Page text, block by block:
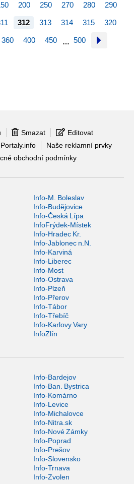
200 250 270 280 290
312 313 314 315 320
360 400 450 … 500
Smazat
Editovat
Naše reklamní prvky
obchodní podmínky
Info-M. Boleslav
Info-Budějovice
Info-Česká Lípa
InfoFrýdek-Místek
Info-Hradec Kr.
Info-Jablonec n.N.
Info-Karviná
Info-Liberec
Info-Most
Info-Ostrava
Info-Plzeň
Info-Přerov
Info-Tábor
Info-Třebíč
Info-Karlovy Vary
InfoZlín
Info-Bardejov
Info-Ban. Bystrica
Info-Komárno
Info-Levice
Info-Michalovce
Info-Nitra.sk
Info-Nové Zámky
Info-Poprad
Info-Prešov
Info-Slovensko
Info-Trnava
Info-Zvolen